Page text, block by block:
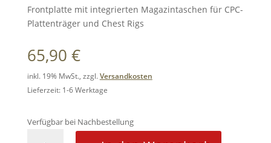
Frontplatte mit integrierten Magazintaschen für CPC-
Plattenträger und Chest Rigs
65,90 €
inkl. 19% MwSt., zzgl.Versandkosten
Lieferzeit: 1-6 Werktage
Verfügbar bei Nachbestellung